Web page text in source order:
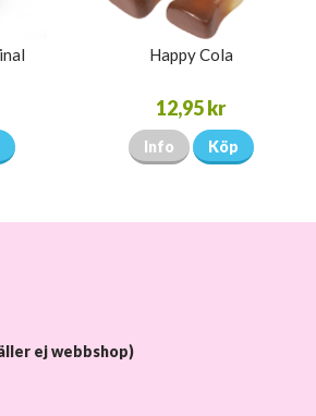
Happy Cola
12,95 kr
Info Köp
ej webbshop)